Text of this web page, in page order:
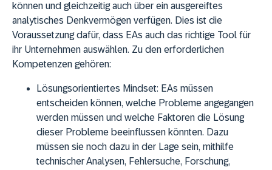
können und gleichzeitig auch über ein ausgereiftes
analytisches Denkvermögen verfügen. Dies ist die
Voraussetzung dafür, dass EAs auch das richtige Tool für
ihr Unternehmen auswählen. Zu den erforderlichen
Kompetenzen gehören:
Lösungsorientiertes Mindset: EAs müssen
entscheiden können, welche Probleme angegangen
werden müssen und welche Faktoren die Lösung
dieser Probleme beeinflussen könnten. Dazu
müssen sie noch dazu in der Lage sein, mithilfe
technischer Analysen, Fehlersuche, Forschung,